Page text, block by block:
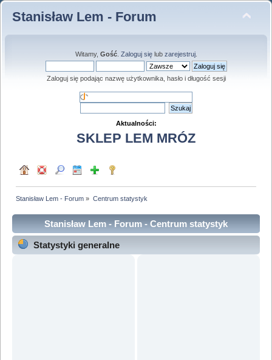
Stanisław Lem - Forum
Witamy, Gość. Zaloguj sięlub zarejestruj.
Zaloguj się podając nazwę użytkownika, hasło i długość sesji
Aktualności:
SKLEP LEM MRÓZ
Stanisław Lem - Forum » Centrum statystyk
Stanisław Lem - Forum - Centrum statystyk
Statystyki generalne